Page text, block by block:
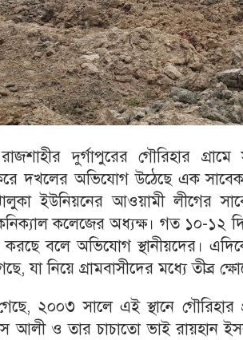
দুর্গাপুরের গৌরিহার
দখলের অভিযোগ উঠেছে এক সাবেক
ইউনিয়নের আওয়ামী লীগের
কলেজের অধ্যক্ষ। গত ১০-১২
বলে অভিযোগ স্থানীয়দের।
যা নিয়ে গ্রামবাসীদের মধ্যে তীব্র
গেছে, ২০০৩ সালে এই স্থানে
আলী ও তার চাচাতো ভাই